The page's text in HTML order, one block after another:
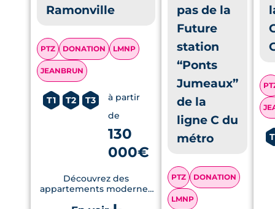
Ramonville
PTZ DONATION LMNP
JEANBRUN
T1 T2 T3
à partir
de
130
000€
Découvrez des
appartements modernes
pas de la
Future
station
“Ponts
Jumeaux”
de la
ligne C du
métro
PTZ DONATION
LMNP